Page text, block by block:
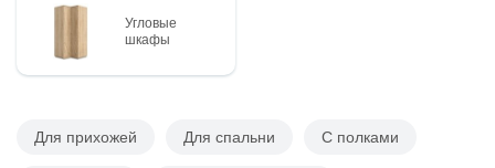
Угловые
шкафы
Для прихожей Для спальни С полками